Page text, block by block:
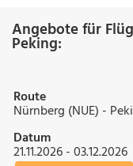
Angebote für
Peking:
Route
Nürnberg (NUE) -
Datum
21.11.2026 - 03.12.2026